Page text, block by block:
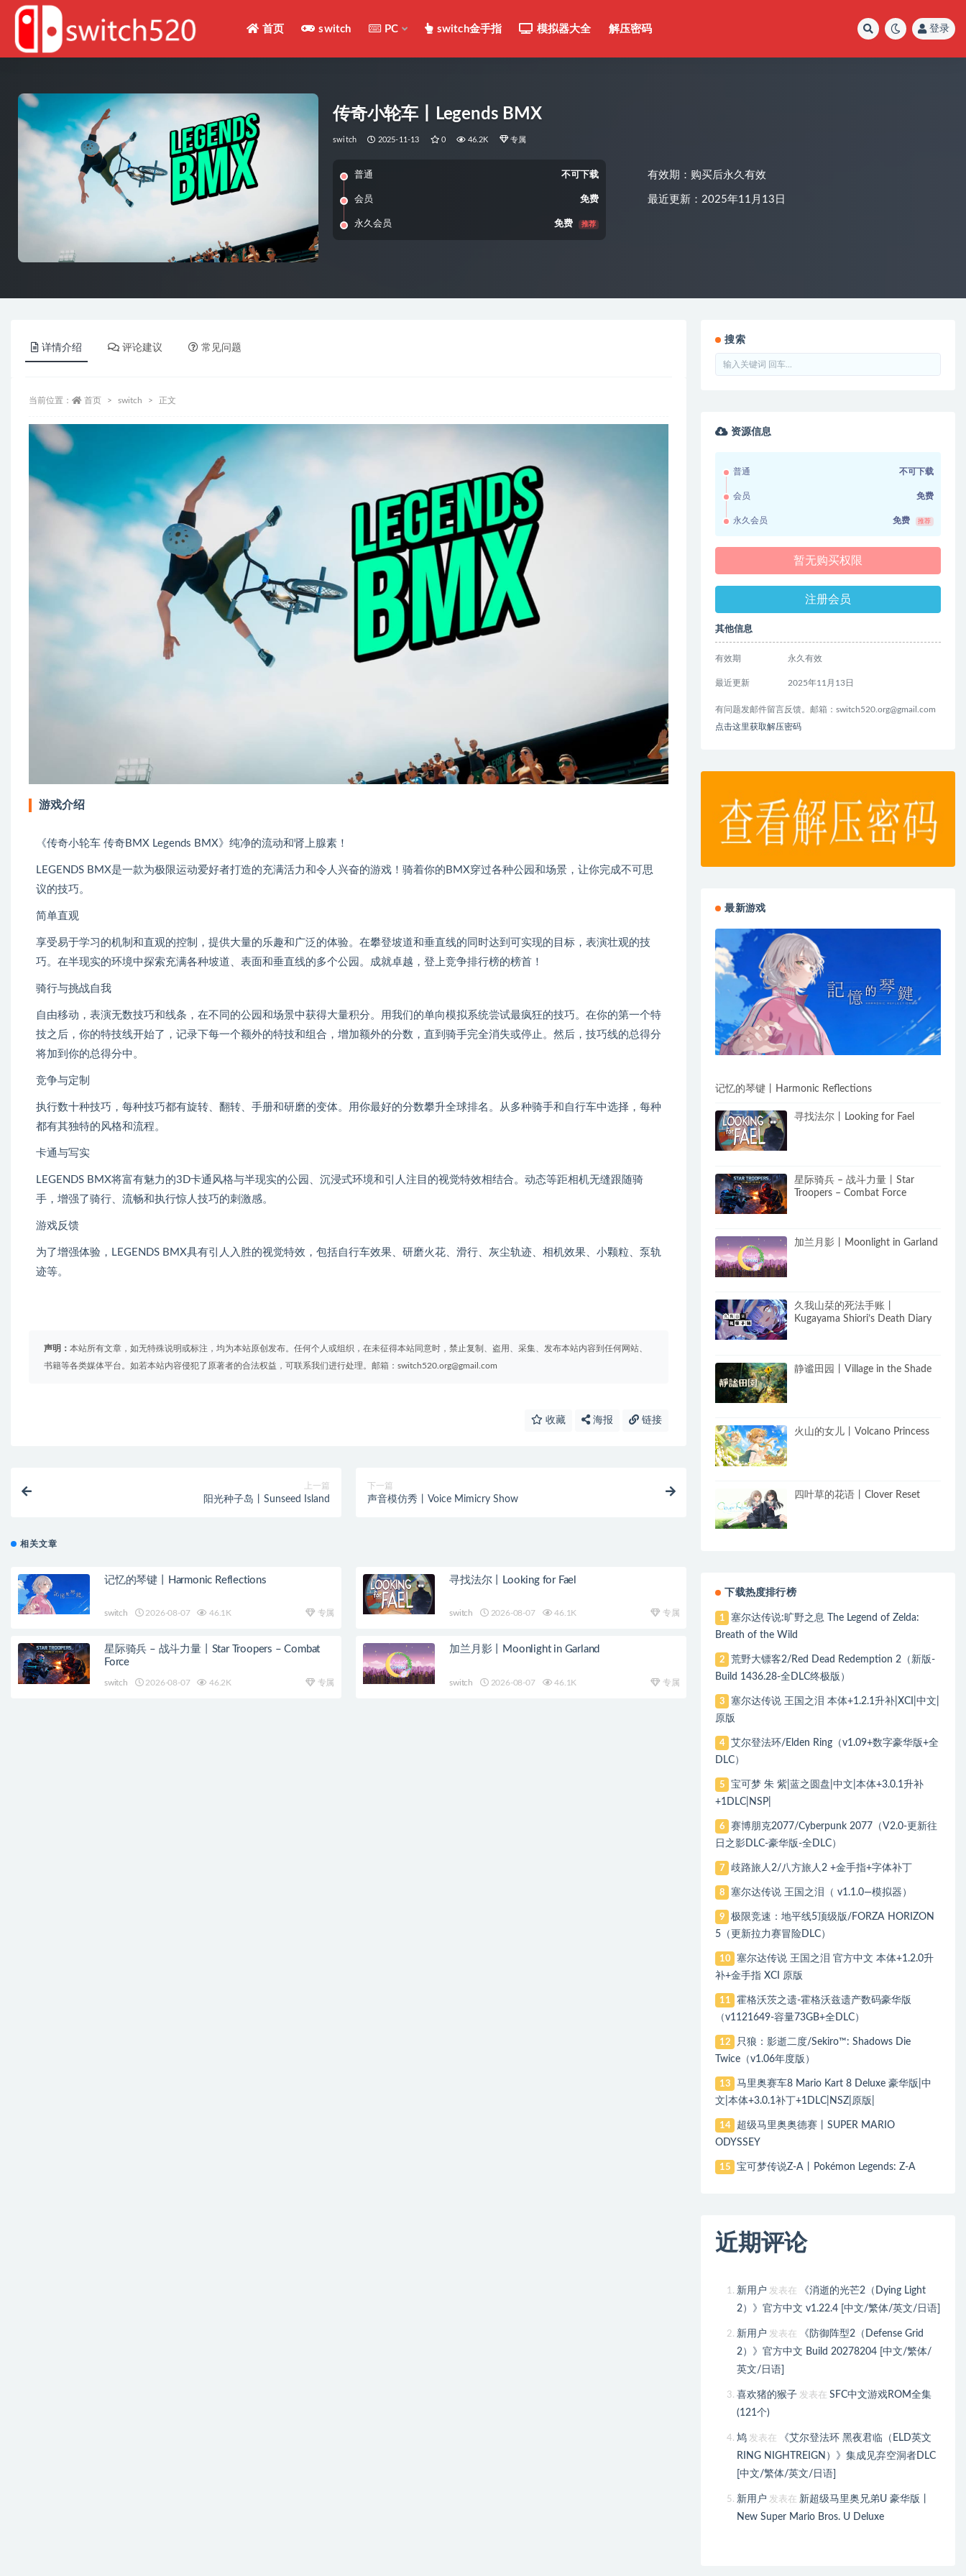
首页 switch PC switch金手指 模拟器大全 解压密码 登录
传奇小轮车丨Legends BMX
switch 2025-11-13 0 46.2K 专属
普通 不可下载
会员 免费
永久会员 免费 推荐
有效期：购买后永久有效
最近更新：2025年11月13日
详情介绍 评论建议 常见问题
当前位置： 首页 switch 正文
游戏介绍
《传奇小轮车 传奇BMX Legends BMX》纯净的流动和肾上腺素！
LEGENDS BMX是一款为极限运动爱好者打造的充满活力和令人兴奋的游戏！骑着你的BMX穿过各种公园和场景，让你完成不可思
议的技巧。
简单直观
享受易于学习的机制和直观的控制，提供大量的乐趣和广泛的体验。在攀登坡道和垂直线的同时达到可实现的目标，表演壮观的技
巧。在半现实的环境中探索充满各种坡道、表面和垂直线的多个公园。成就卓越，登上竞争排行榜的榜首！
骑行与挑战自我
自由移动，表演无数技巧和线条，在不同的公园和场景中获得大量积分。用我们的单向模拟系统尝试最疯狂的技巧。在你的第一个特
技之后，你的特技线开始了，记录下每一个额外的特技和组合，增加额外的分数，直到骑手完全消失或停止。然后，技巧线的总得分
将加到你的总得分中。
竞争与定制
执行数十种技巧，每种技巧都有旋转、翻转、手册和研磨的变体。用你最好的分数攀升全球排名。从多种骑手和自行车中选择，每种
都有其独特的风格和流程。
卡通与写实
LEGENDS BMX将富有魅力的3D卡通风格与半现实的公园、沉浸式环境和引人注目的视觉特效相结合。动态等距相机无缝跟随骑
手，增强了骑行、流畅和执行惊人技巧的刺激感。
游戏反馈
为了增强体验，LEGENDS BMX具有引人入胜的视觉特效，包括自行车效果、研磨火花、滑行、灰尘轨迹、相机效果、小颗粒、泵轨
迹等。
声明： 本站所有文章，如无特殊说明或标注，均为本站原创发布。任何个人或组织，在未征得本站同意时，禁止复制、盗用、采集、发布本站内容到任何网站、
书籍等各类媒体平台。如若本站内容侵犯了原著者的合法权益，可联系我们进行处理。邮箱： switch520.org@gmail.com
收藏 海报 链接
上一篇
阳光种子岛丨Sunseed Island
下一篇
声音模仿秀丨Voice Mimicry Show
相关文章
记忆的琴键丨Harmonic Reflections
switch 2026-08-07 46.1K 专属
寻找法尔丨Looking for Fael
switch 2026-08-07 46.1K 专属
星际骑兵 – 战斗力量丨Star Troopers – Combat
Force
switch 2026-08-07 46.2K 专属
加兰月影丨Moonlight in Garland
switch 2026-08-07 46.1K 专属
搜索
资源信息
普通 不可下载
会员 免费
永久会员 免费 推荐
暂无购买权限
注册会员
其他信息
有效期 永久有效
最近更新 2025年11月13日
有问题发邮件留言反馈。邮箱：switch520.org@gmail.com
点击这里获取解压密码
最新游戏
记忆的琴键丨Harmonic Reflections
寻找法尔丨Looking for Fael
星际骑兵 – 战斗力量丨Star
Troopers – Combat Force
加兰月影丨Moonlight in Garland
久我山栞的死法手账丨
Kugayama Shiori’s Death Diary
静谧田园丨Village in the Shade
火山的女儿丨Volcano Princess
四叶草的花语丨Clover Reset
下载热度排行榜
1
塞尔达传说:旷野之息 The Legend of Zelda:
Breath of the Wild
2
荒野大镖客2/Red Dead Redemption 2（新版-
Build 1436.28-全DLC终极版）
3
塞尔达传说 王国之泪 本体+1.2.1升补|XCI|中文|
原版
4
艾尔登法环/Elden Ring（v1.09+数字豪华版+全
DLC）
5
宝可梦 朱 紫|蓝之圆盘|中文|本体+3.0.1升补
+1DLC|NSP|
6
赛博朋克2077/Cyberpunk 2077（V2.0-更新往
日之影DLC-豪华版-全DLC）
7 歧路旅人2/八方旅人2 +金手指+字体补丁
8 塞尔达传说 王国之泪（ v1.1.0—模拟器）
9
极限竞速：地平线5顶级版/FORZA HORIZON
5（更新拉力赛冒险DLC）
10
塞尔达传说 王国之泪 官方中文 本体+1.2.0升
补+金手指 XCI 原版
11
霍格沃茨之遗-霍格沃兹遗产数码豪华版
（v1121649-容量73GB+全DLC）
12
只狼：影逝二度/Sekiro™: Shadows Die
Twice（v1.06年度版）
13
马里奥赛车8 Mario Kart 8 Deluxe 豪华版|中
文|本体+3.0.1补丁+1DLC|NSZ|原版|
14
超级马里奥奥德赛丨SUPER MARIO
ODYSSEY
15 宝可梦传说Z-A丨Pokémon Legends: Z-A
近期评论
新用户 发表在
《消逝的光芒2（Dying Light
2）》官方中文 v1.22.4 [中文/繁体/英文/日语]
新用户 发表在
《防御阵型2（Defense Grid
2）》官方中文 Build 20278204 [中文/繁体/
英文/日语]
喜欢猪的猴子 发表在SFC中文游戏ROM全集
(121个)
鸠 发表在
《艾尔登法环 黑夜君临（ELD英文
RING NIGHTREIGN）》集成见弃空洞者DLC
[中文/繁体/英文/日语]
新用户 发表在 新超级马里奥兄弟U 豪华版丨
New Super Mario Bros. U Deluxe